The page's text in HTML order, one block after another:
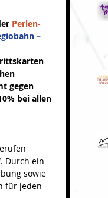
Perlen-
–
gegen
bei allen
Durch ein
sowie
für jeden